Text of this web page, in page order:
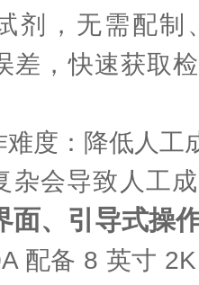
剂，无需配制
差，快速获取
难度：降低人工
杂会导致人工
面、引导式操
配备 8 英寸